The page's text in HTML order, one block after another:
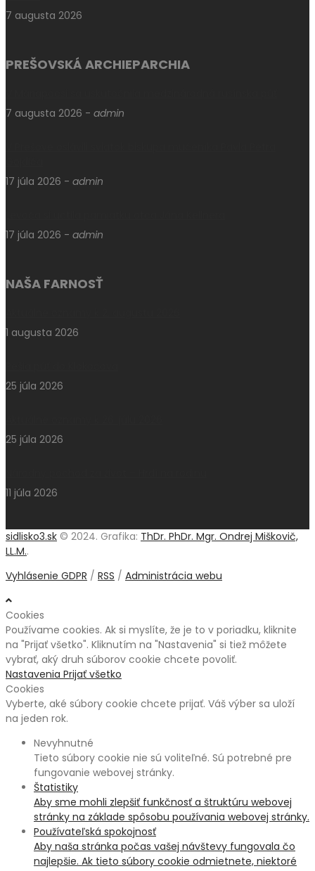
7 augusta 2026
PREŠOVSKÁ ARCHIEPARCHIA
7 augusta 2026 - admin
17 júla 2026 - admin
17 júla 2026 - admin
NAŠA FARNOSŤ
1 augusta 2026
25 júla 2026
25 júla 2026
11 júla 2026
sidlisko3.sk © 2024. Grafika: ThDr. PhDr. Mgr. Ondrej Miškovič,
LL.M..
Vyhlásenie GDPR / RSS / Administrácia webu
Cookies
Používame cookies. Ak si myslíte, že je to v poriadku, kliknite
na "Prijať všetko". Kliknutím na "Nastavenia" si tiež môžete
vybrať, aký druh súborov cookie chcete povoliť.
Nastavenia Prijať všetko
Cookies
Vyberte, aké súbory cookie chcete prijať. Váš výber sa uloží
na jeden rok.
Nevyhnutné
Tieto súbory cookie nie sú voliteľné. Sú potrebné pre
fungovanie webovej stránky.
Štatistiky
Aby sme mohli zlepšiť funkčnosť a štruktúru webovej
stránky na základe spôsobu používania webovej stránky.
Používateľská spokojnosť
Aby naša stránka počas vašej návštevy fungovala čo
najlepšie. Ak tieto súbory cookie odmietnete, niektoré